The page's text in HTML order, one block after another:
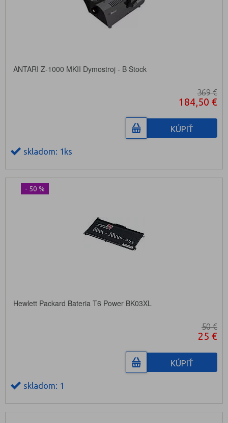
ANTARI Z-1000 MKII Dymostroj - B Stock
369 €
184,50 €
KÚPIŤ
skladom: 1ks
- 50 %
Hewlett Packard Bateria T6 Power BK03XL
50 €
25 €
KÚPIŤ
skladom: 1